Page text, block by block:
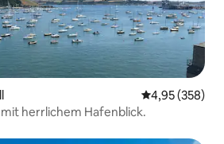
4,95 (358)
herrlichem Hafenblick.